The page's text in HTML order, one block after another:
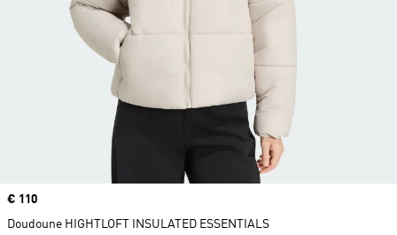
Prix
€ 110
Doudoune HIGHTLOFT INSULATED ESSENTIALS